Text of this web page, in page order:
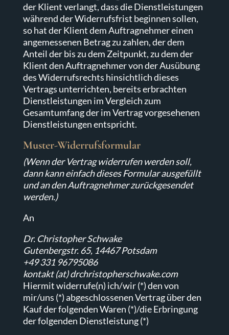
der Klient verlangt, dass die Dienstleistungen
während der Widerrufsfrist beginnen sollen,
so hat der Klient dem Auftragnehmer einen
angemessenen Betrag zu zahlen, der dem
Anteil der bis zu dem Zeitpunkt, zu dem der
Klient den Auftragnehmer von der Ausübung
des Widerrufsrechts hinsichtlich dieses
Vertrags unterrichten, bereits erbrachten
Dienstleistungen im Vergleich zum
Gesamtumfang der im Vertrag vorgesehenen
Dienstleistungen entspricht.
Muster-Widerrufsformular
(Wenn der Vertrag widerrufen werden soll,
dann kann einfach dieses Formular ausgefüllt
und an den Auftragnehmer zurückgesendet
werden.)
An
Dr. Christopher Schwake
Gutenbergstr. 65, 14467 Potsdam
+49 331 96795086
kontakt (at) drchristopherschwake.com
Hiermit widerrufe(n) ich/wir (*) den von
mir/uns (*) abgeschlossenen Vertrag über den
Kauf der folgenden Waren (*)/die Erbringung
der folgenden Dienstleistung (*)